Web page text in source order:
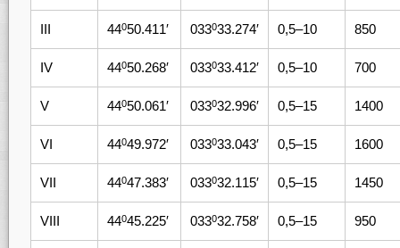
III 44050.411′ 033033.274′ 0,5–10 850
IV 44050.268′ 033033.412′ 0,5–10 700
V 44050.061′ 033032.996′ 0,5–15 1400
VI 44049.972′ 033033.043′ 0,5–15 1600
VII 44047.383′ 033032.115′ 0,5–15 1450
VIII 44045.225′ 033032.758′ 0,5–15 950